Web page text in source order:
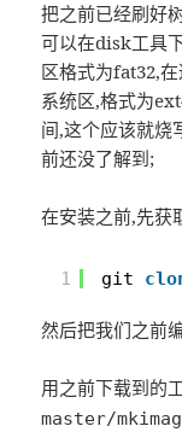
把之前已经刷好
可以在disk工具
区格式为fat32,
系统区,格式为
间,这个应该就
前还没了解到;
在安装之前,先
1 git
然后把我们之前
用之前下载到
master/